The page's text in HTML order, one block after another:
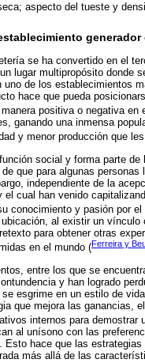
aspecto del tueste y
generador
se ha convertido en el
lugar multipropósito donde
uno de los establecimientos
hace que pueda
positiva o negativa en
ganando una inmensa
y menor producción que
social y forma parte
que para algunas
independiente de la
cual han venido
conocimiento y pasión por el
al existir un
para obtener otras
en el mundo (Ferreira y
entre los que se
y han logrado
esgrime en un estilo de
que mejora las ganancias,
internos para demostrar
al unísono con las
Esto hace que las
más allá de las